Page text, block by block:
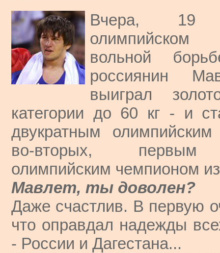
Вчера,
вольной
россиянин
выиграл
категории до 60 кг - и
двукратным
во-вторых, первым
олимпийским чемпионом
Мавлет, ты доволен?
Даже счастлив. В первую
что оправдал надежды
- России и Дагестана...